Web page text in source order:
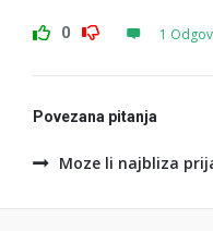
0 1
Povezana pitanja
Moze li najbliza